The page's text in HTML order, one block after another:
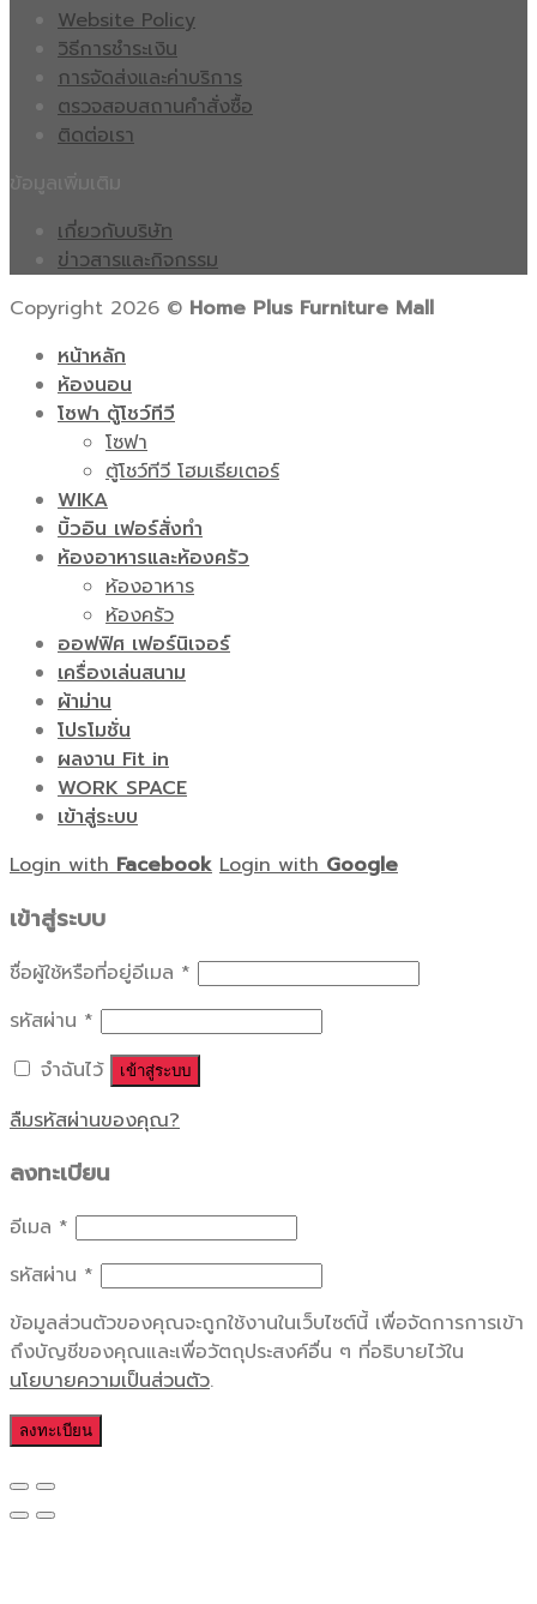
Website Policy
วิธีการชำระเงิน
การจัดส่งและค่าบริการ
ตรวจสอบสถานคำสั่งซื้อ
ติดต่อเรา
เกี่ยวกับบริษัท
ข่าวสารและกิจกรรม
Copyright 2026 © Home Plus Furniture Mall
หน้าหลัก
ห้องนอน
โซฟา ตู้โชว์ทีวี
โซฟา
ตู้โชว์ทีวี โฮมเธียเตอร์
WIKA
บิ้วอิน เฟอร์สั่งทำ
ห้องอาหารและห้องครัว
ห้องอาหาร
ห้องครัว
ออฟฟิศ เฟอร์นิเจอร์
เครื่องเล่นสนาม
ผ้าม่าน
โปรโมชั่น
ผลงาน Fit in
WORK SPACE
เข้าสู่ระบบ
Login withFacebook Login withGoogle
เข้าสู่ระบบ
ชื่อผู้ใช้หรือที่อยู่อีเมล *
รหัสผ่าน *
จำฉันไว้
เข้าสู่ระบบ
ลืมรหัสผ่านของคุณ?
ลงทะเบียน
อีเมล *
รหัสผ่าน *
ข้อมูลส่วนตัวของคุณจะถูกใช้งานในเว็บไซต์นี้ เพื่อจัดการการเข้า
ถึงบัญชีของคุณและเพื่อวัตถุประสงค์อื่น ๆ ที่อธิบายไว้ใน
นโยบายความเป็นส่วนตัว.
ลงทะเบียน